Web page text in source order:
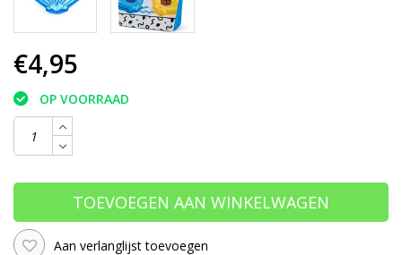
€4,95
OP VOORRAAD
TOEVOEGEN AAN WINKELWAGEN
Aan verlanglijst toevoegen